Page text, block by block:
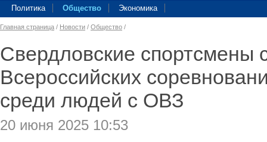
Политика Общество Экономика
Главная страница / Новости / Общество /
Свердловские спортсмены
Всероссийских
среди людей с ОВЗ
20 июня 2025 10:53